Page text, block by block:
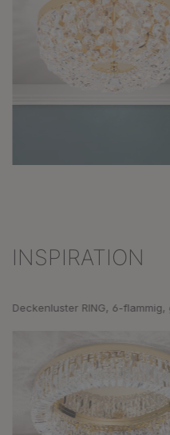
Produktgalerie überspringen
INSPIRATION
Deckenluster RING, 6-flammig,